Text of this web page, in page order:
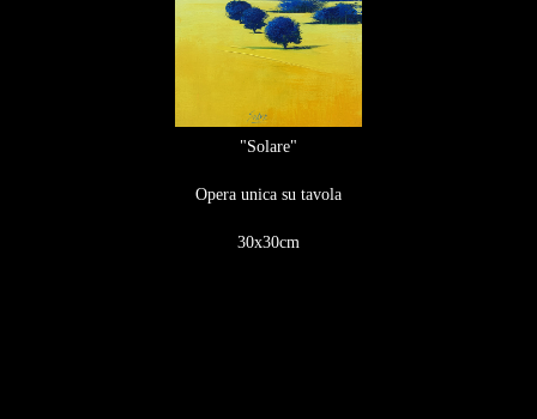
"Solare"
Opera unica su tavola
30x30cm